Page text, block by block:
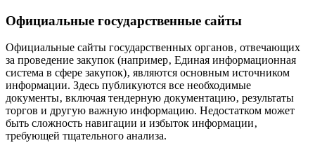
Официальные государственные сайты
Официальные сайты государственных органов‚ отвечающих
за проведение закупок (например‚ Единая информационная
система в сфере закупок)‚ являются основным источником
информации. Здесь публикуются все необходимые
документы‚ включая тендерную документацию‚ результаты
торгов и другую важную информацию. Недостатком может
быть сложность навигации и избыток информации‚
требующей тщательного анализа.